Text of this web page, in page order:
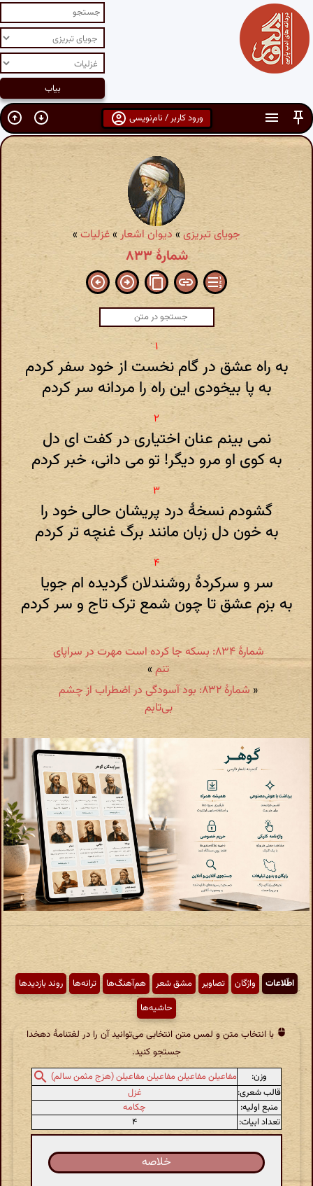
ورود کاربر / نام‌نویسی
جویای تبریزی» دیوان اشعار »غزلیات»
شمارهٔ ۸۳۳
به راه عشق در گام نخست از خود سفر کردم
به پا بیخودی این راه را مردانه سر کردم
نمی بینم عنان اختیاری در کفت ای دل
به کوی او مرو دیگر! تو می دانی، خبر کردم
گشودم نسخهٔ درد پریشان حالی خود را
به خون دل زبان مانند برگ غنچه تر کردم
سر و سرکردهٔ روشندلان گردیده ام جویا
به بزم عشق تا چون شمع ترک تاج و سر کردم
شمارهٔ ۸۳۴: بسکه جا کرده است مهرت در سراپای
تنم »
«
شمارهٔ ۸۳۲: بود آسودگی در اضطراب از چشم
بی‌تابم
اطّلاعات واژگان تصاویر مشق شعر هم‌آهنگ‌ها ترانه‌ها
روند بازدیدها
حاشیه‌ها
با انتخاب متن و لمس متن انتخابی می‌توانید آن را در لغتنامهٔ دهخدا
جستجو کنید.
وزن:
مفاعیلن مفاعیلن مفاعیلن مفاعیلن (هزج مثمن سالم)
قالب شعری:
غزل
منبع اولیه:
چکامه
تعداد ابیات:
۴
خلاصه